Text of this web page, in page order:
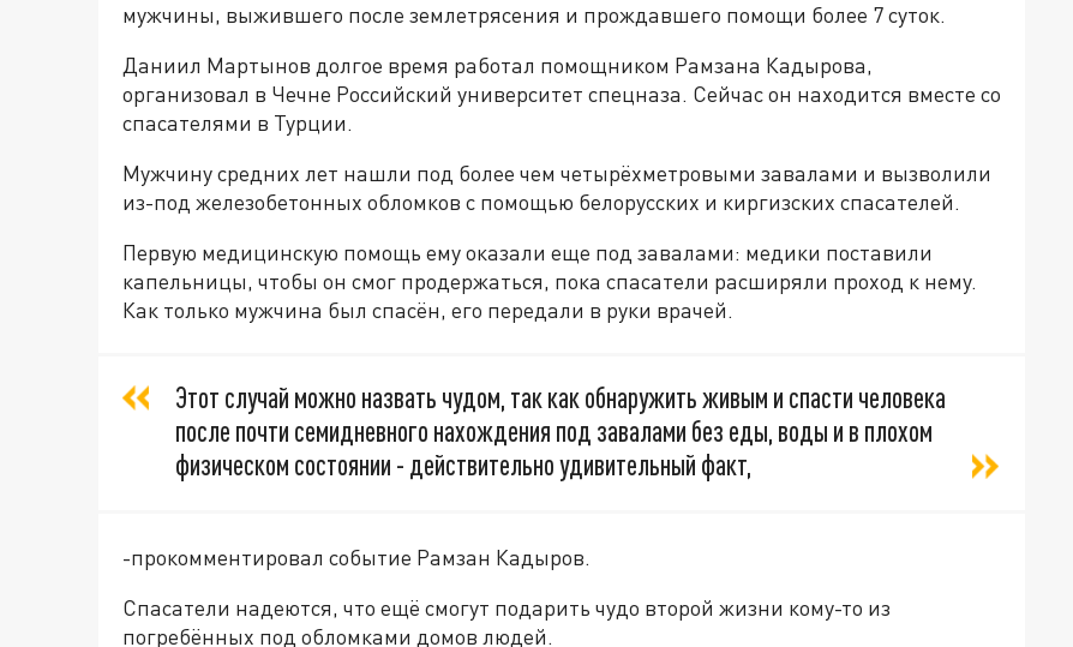
мужчины, выжившего после землетрясения и прождавшего помощи более 7 суток.
Даниил Мартынов долгое время работал помощником Рамзана Кадырова,
организовал в Чечне Российский университет спецназа. Сейчас он находится вместе со
спасателями в Турции.
Мужчину средних лет нашли под более чем четырёхметровыми завалами и вызволили
из-под железобетонных обломков с помощью белорусских и киргизских спасателей.
Первую медицинскую помощь ему оказали еще под завалами: медики поставили
капельницы, чтобы он смог продержаться, пока спасатели расширяли проход к нему.
Как только мужчина был спасён, его передали в руки врачей.
Этот случай можно назвать чудом, так как обнаружить живым и спасти человека
после почти семидневного нахождения под завалами без еды, воды и в плохом
физическом состоянии - действительно удивительный факт,
-прокомментировал событие Рамзан Кадыров.
Спасатели надеются, что ещё смогут подарить чудо второй жизни кому-то из
погребённых под обломками домов людей.